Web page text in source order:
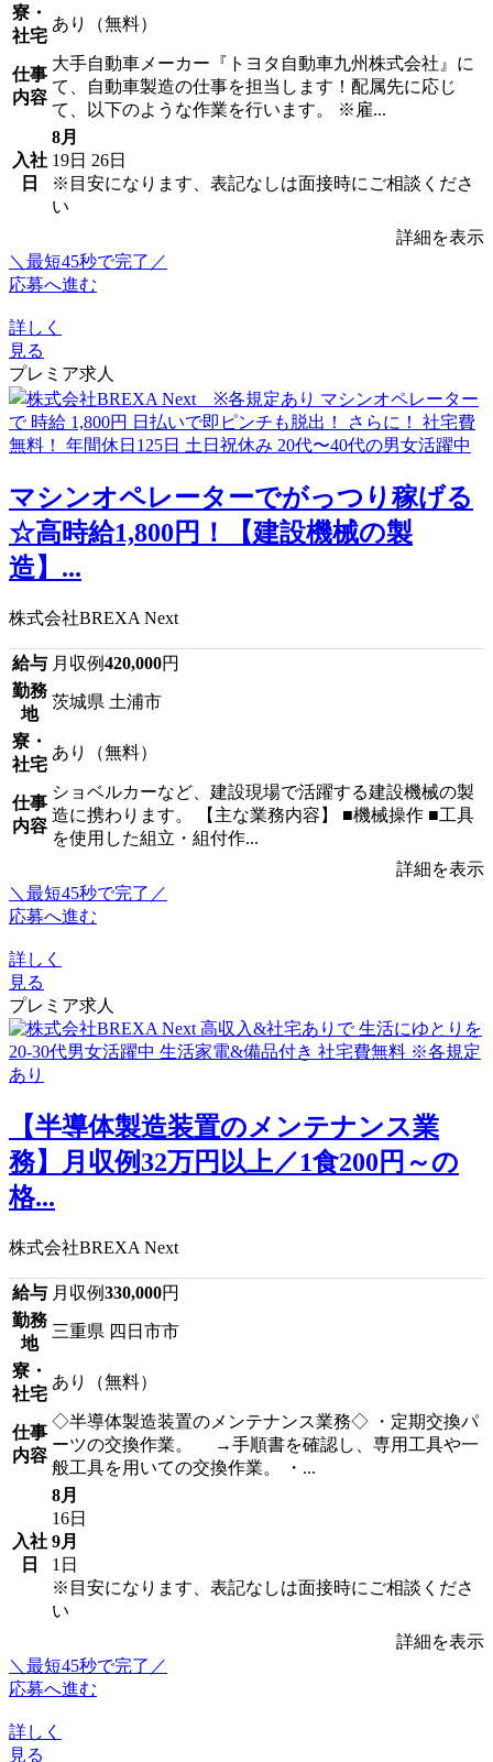
寮・
社宅
あり（無料）
仕事
内容
大手自動車メーカー『トヨタ自動車九州株式会社』に
て、自動車製造の仕事を担当します！配属先に応じ
て、以下のような作業を行います。 ※雇...
入社
日
8月
19日 26日
※目安になります、表記なしは面接時にご相談くださ
い
詳細を表示
＼最短45秒で完了／
応募へ進む
詳しく
見る
プレミア求人
マシンオペレーターでがっつり稼げる
☆高時給1,800円！【建設機械の製
造】...
株式会社BREXA Next
給与 月収例420,000円
勤務
地
茨城県 土浦市
寮・
社宅
あり（無料）
仕事
内容
ショベルカーなど、建設現場で活躍する建設機械の製
造に携わります。 【主な業務内容】 ■機械操作 ■工具
を使用した組立・組付作...
詳細を表示
＼最短45秒で完了／
応募へ進む
詳しく
見る
プレミア求人
【半導体製造装置のメンテナンス業
務】月収例32万円以上／1食200円～の
格...
株式会社BREXA Next
給与 月収例330,000円
勤務
地
三重県 四日市市
寮・
社宅
あり（無料）
仕事
内容
◇半導体製造装置のメンテナンス業務◇ ・定期交換パ
ーツの交換作業。 →手順書を確認し、専用工具や一
般工具を用いての交換作業。 ・...
入社
日
8月
16日
9月
1日
※目安になります、表記なしは面接時にご相談くださ
い
詳細を表示
＼最短45秒で完了／
応募へ進む
詳しく
見る